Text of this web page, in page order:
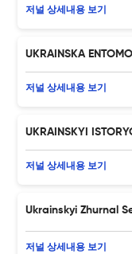
저널 상세내용 보기
UKRAINSKA
저널 상세내용 보기
UKRAINSKYI
저널 상세내용 보기
Ukrainskyi Zhurnal
저널 상세내용 보기